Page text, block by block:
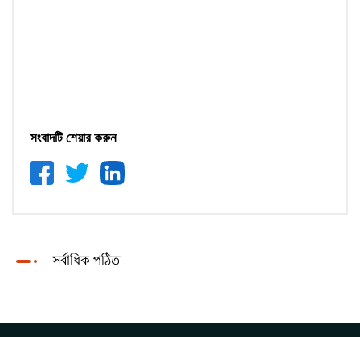
সংবাদটি শেয়ার করুন
সর্বাধিক পঠিত